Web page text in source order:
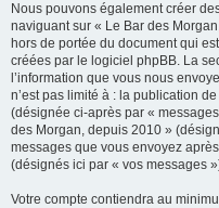
Nous pouvons également créer
naviguant sur « Le Bar des
hors de portée du document qui
créées par le logiciel phpBB. La
l’information que vous nous
n’est pas limité à : la publication
(désignée ci-après par «
des Morgan, depuis 2010 »
messages que vous envoyez
(désignés ici par « vos messages
Votre compte contiendra au